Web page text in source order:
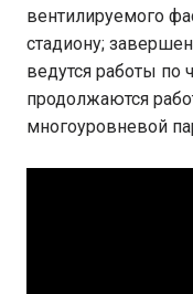
вентилируемого
стадиону;
ведутся работы по
продолжаются
многоуровневой